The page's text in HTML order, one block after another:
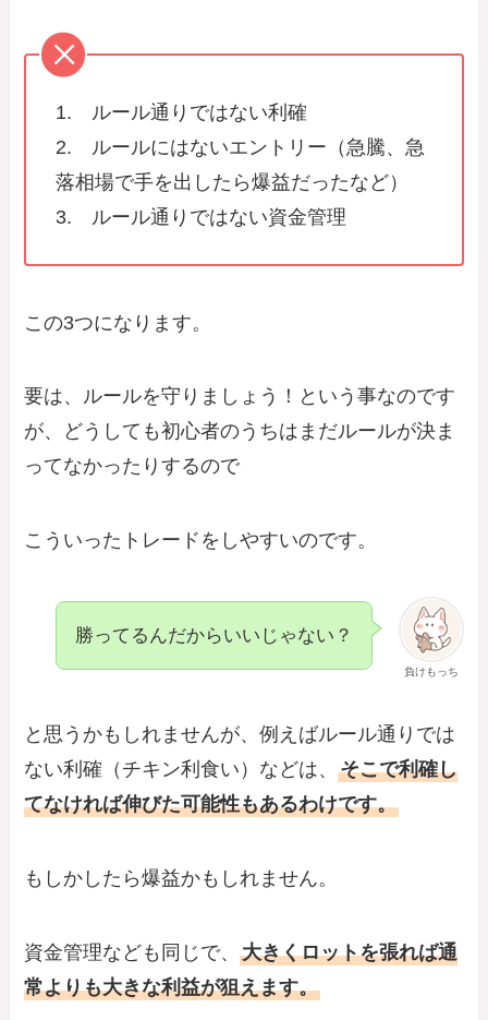
1. ルール通りではない利確
2. ルールにはないエントリー（急騰、急
落相場で手を出したら爆益だったなど）
3. ルール通りではない資金管理
この3つになります。
要は、ルールを守りましょう！という事なのです
が、どうしても初心者のうちはまだルールが決ま
ってなかったりするので
こういったトレードをしやすいのです。
負けもっち
勝ってるんだからいいじゃない？
と思うかもしれませんが、例えばルール通りでは
ない利確（チキン利食い）などは、そこで利確し
てなければ伸びた可能性もあるわけです。
もしかしたら爆益かもしれません。
資金管理なども同じで、大きくロットを張れば通
常よりも大きな利益が狙えます。